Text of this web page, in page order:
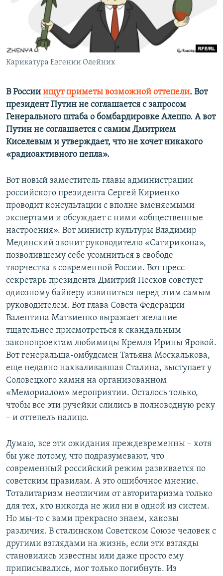
ПОБЕДИТЕЛЕЙ НЕ СУДЯТ?
КРЫМ.НЕПОКОРЕННЫЙ
ELIFBE
УКРАИНСКАЯ ПРОБЛЕМА КРЫМА
ПРИСОЕДИНЯЙТЕСЬ!
Карикатура Евгении Олейник
В России ищут приметы возможной оттепели. Вот
президент Путин не соглашается с запросом
Генерального штаба о бомбардировке Алеппо. А вот
Путин не соглашается с самим Дмитрием
Киселевым и утверждает, что не хочет никакого
«радиоактивного пепла».
Вот новый заместитель главы администрации
российского президента Сергей Кириенко
проводит консультации с вполне вменяемыми
экспертами и обсуждает с ними «общественные
настроения». Вот министр культуры Владимир
Мединский звонит руководителю «Сатирикона»,
позволившему себе усомниться в свободе
творчества в современной России. Вот пресс-
секретарь президента Дмитрий Песков советует
одиозному байкеру извиниться перед этим самым
руководителем. Вот глава Совета Федерации
Валентина Матвиенко выражает желание
тщательнее присмотреться к скандальным
законопроектам любимицы Кремля Ирины Яровой.
Вот генеральша-омбудсмен Татьяна Москалькова,
еще недавно нахваливавшая Сталина, выступает у
Соловецкого камня на организованном
«Мемориалом» мероприятии. Осталось только,
чтобы все эти ручейки слились в полноводную реку
– и оттепель налицо.
Думаю, все эти ожидания преждевременны – хотя
бы уже потому, что подразумевают, что
современный российский режим развивается по
советским правилам. А это ошибочное мнение.
Тоталитаризм неотличим от авторитаризма только
для тех, кто никогда не жил ни в одной из систем.
Но мы-то с вами прекрасно знаем, каковы
различия. В сталинском Советском Союзе человек с
другими взглядами на жизнь, если эти взгляды
становились известны или даже просто ему
приписывались, мог только погибнуть. Из